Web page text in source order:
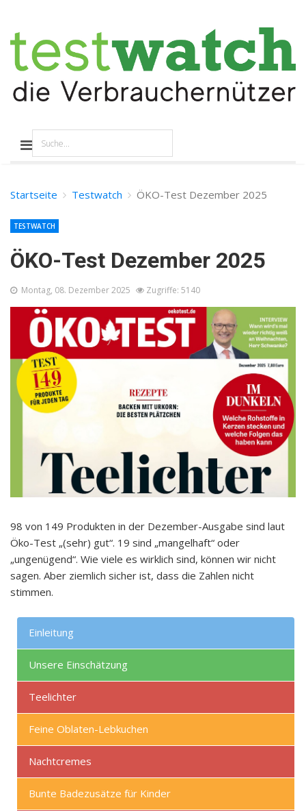
Startseite Testwatch ÖKO-Test Dezember 2025
ÖKO-Test Dezember 2025
TESTWATCH
Montag, 08. Dezember 2025 Zugriffe: 5140
98 von 149 Produkten in der Dezember-Ausgabe sind laut
Öko-Test „(sehr) gut“. 19 sind „mangelhaft“ oder
„ungenügend“. Wie viele es wirklich sind, können wir nicht
sagen. Aber ziemlich sicher ist, dass die Zahlen nicht
stimmen.
Einleitung
Unsere Einschätzung
Teelichter
Feine Oblaten-Lebkuchen
Nachtcremes
Bunte Badezusätze für Kinder